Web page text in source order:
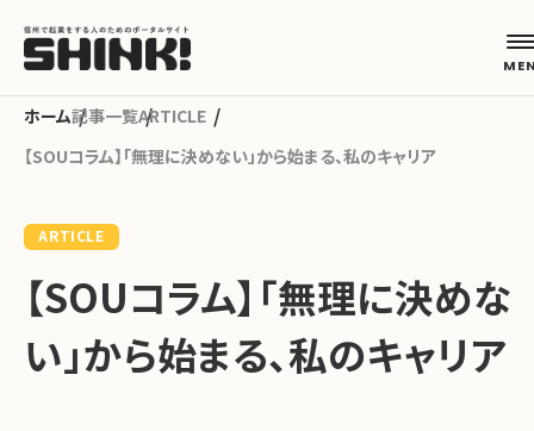
地域から探す
記事一覧ARTICLE
【SOUコラム】「無理に決めない」から始まる、私のキャリア
ARTICLE
【SOUコラム】「無理に決めな
い」から始まる、私のキャリア